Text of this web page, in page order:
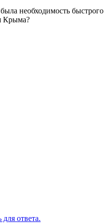
необходимость быстрого
Крыма?
ответа.